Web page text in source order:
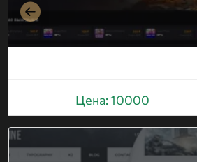
Цена: 10000
Назад